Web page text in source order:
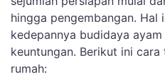
hingga pengembangan. Hal
kedepannya budidaya
keuntungan. Berikut ini
rumah: